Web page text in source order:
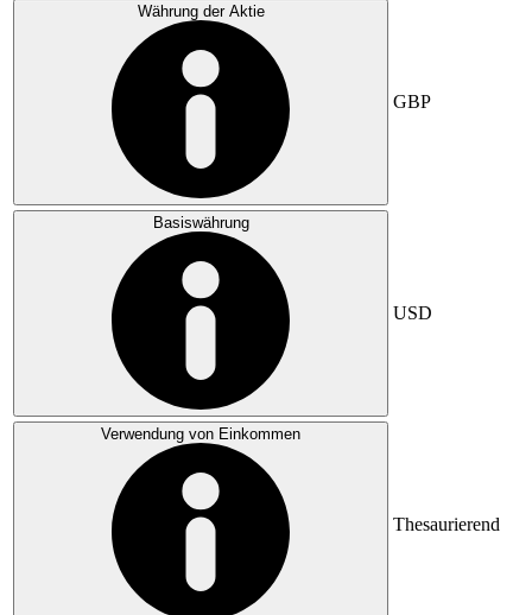
Währung der Aktie
GBP
Basiswährung
USD
Verwendung von Einkommen
Thesaurierend